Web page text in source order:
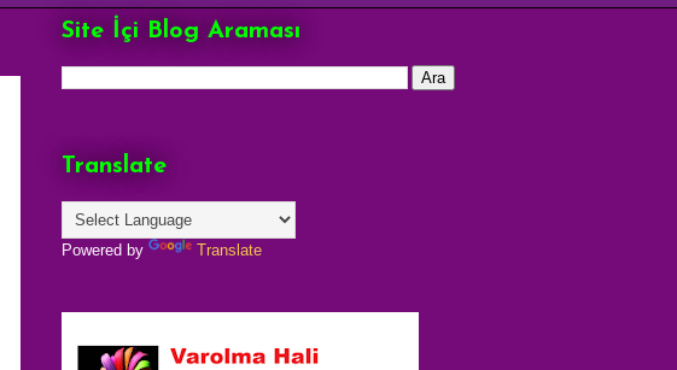
Site İçi Blog Araması
Translate
Powered by Translate